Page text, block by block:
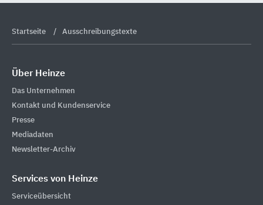
Startseite Ausschreibungstexte
Über Heinze
Das Unternehmen
Kontakt und Kundenservice
Presse
Mediadaten
Newsletter-Archiv
Services von Heinze
Serviceübersicht